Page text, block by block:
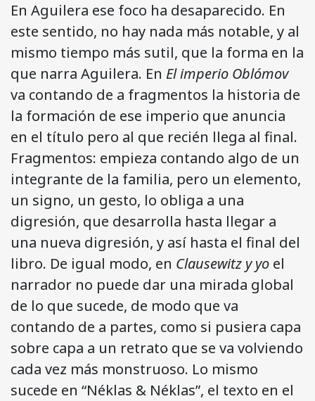
En Aguilera ese foco ha desaparecido. En
este sentido, no hay nada más notable, y al
mismo tiempo más sutil, que la forma en la
que narra Aguilera. En El imperio Oblómov
va contando de a fragmentos la historia de
la formación de ese imperio que anuncia
en el título pero al que recién llega al final.
Fragmentos: empieza contando algo de un
integrante de la familia, pero un elemento,
un signo, un gesto, lo obliga a una
digresión, que desarrolla hasta llegar a
una nueva digresión, y así hasta el final del
libro. De igual modo, en Clausewitz y yo el
narrador no puede dar una mirada global
de lo que sucede, de modo que va
contando de a partes, como si pusiera capa
sobre capa a un retrato que se va volviendo
cada vez más monstruoso. Lo mismo
sucede en “Néklas & Néklas”, el texto en el